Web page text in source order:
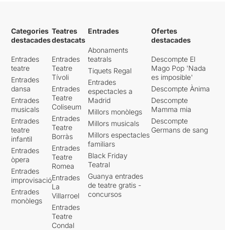
Categories
destacades
Entrades
teatre
Entrades
dansa
Entrades
musicals
Entrades
teatre
infantil
Entrades
òpera
Entrades
improvisació
Entrades
monòlegs
Teatres
destacats
Entrades
Teatre
Tívoli
Entrades
Teatre
Coliseum
Entrades
Teatre
Borràs
Entrades
Teatre
Romea
Entrades
La
Villarroel
Entrades
Teatre
Condal
Entrades
Abonaments
teatrals
Tiquets Regal
Entrades
espectacles a
Madrid
Millors monòlegs
Millors musicals
Millors espectacles
familiars
Black Friday
Teatral
Guanya entrades
de teatre gratis -
concursos
Ofertes
destacades
Descompte El
Mago Pop 'Nada
es imposible'
Descompte Ànima
Descompte
Mamma mia
Descompte
Germans de sang